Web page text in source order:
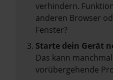
verhindern.
anderen Browser
Fenster?
Starte dein Gerät
Das kann
vorübergehende